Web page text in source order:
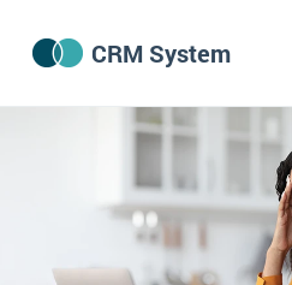
CRM System
CRM Software
CRM Wissenszentrum